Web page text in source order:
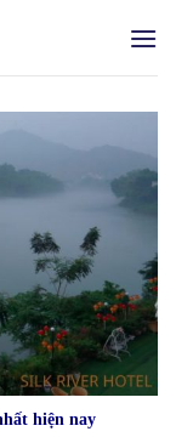
hiện nay